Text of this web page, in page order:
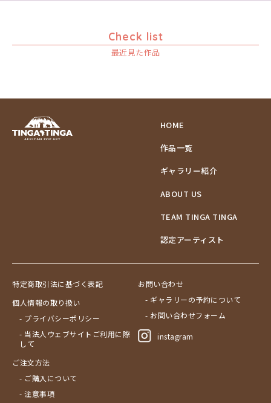
Check list
最近見た作品
HOME
作品一覧
ギャラリー紹介
ABOUT US
TEAM TINGA TINGA
認定アーティスト
特定商取引法に基づく表記
個人情報の取り扱い
- プライバシーポリシー
- 当法人ウェブサイトご利用に際
して
ご注文方法
- ご購入について
- 注意事項
お問い合わせ
- ギャラリーの予約について
- お問い合わせフォーム
instagram